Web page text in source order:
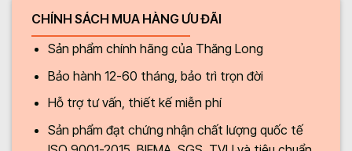
CHÍNH SÁCH MUA HÀNG ƯU ĐÃI
Sản phẩm chính hãng của Thăng Long
Bảo hành 12-60 tháng, bảo trì trọn đời
Hỗ trợ tư vấn, thiết kế miễn phí
Sản phẩm đạt chứng nhận chất lượng quốc tế